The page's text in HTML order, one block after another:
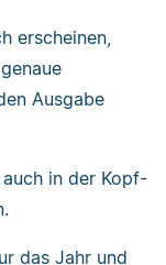
erscheinen,
Ausgabe
in der Kopf-
das Jahr und